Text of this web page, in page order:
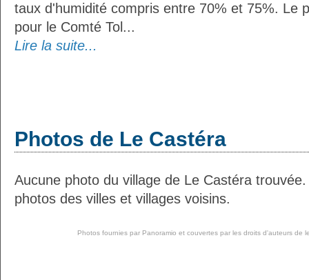
taux d'humidité compris entre 70% et 75%. Le
pour le Comté Tol...
Lire la suite...
Photos de Le Castéra
Aucune photo du village de Le Castéra
photos des villes et villages voisins.
Photos fournies par Panoramio et couvertes par les droits d'auteurs de